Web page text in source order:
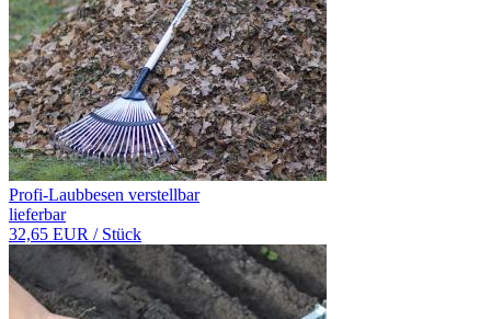
Profi-Laubbesen verstellbar
lieferbar
32,65 EUR / Stück